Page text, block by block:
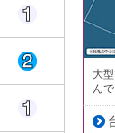
大
ん